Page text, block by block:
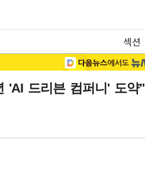
섹션
'AI 드리븐 컴퍼니' 도약"